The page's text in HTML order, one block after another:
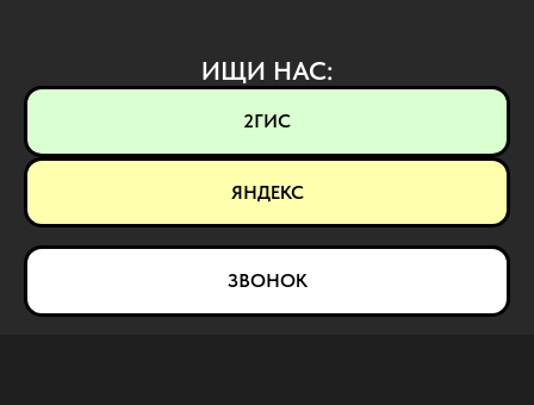
ИЩИ НАС:
2ГИС
ЯНДЕКС
ЗВОНОК